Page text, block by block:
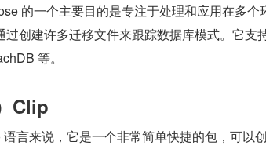
的一个主要目的是专注于处理和应用在多
过创建许多迁移文件来跟踪数据库模式。它支
等。
Clip
语言来说，它是一个非常简单快捷的包，可以